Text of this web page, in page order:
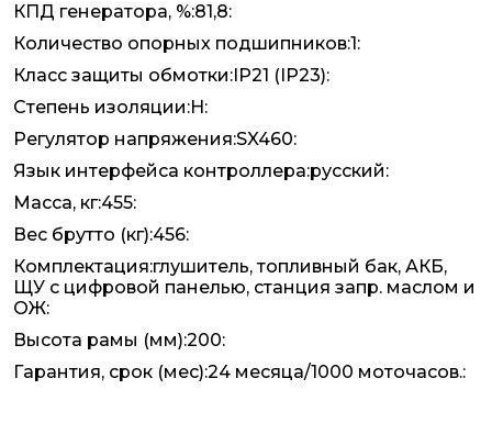
КПД генератора, %:81,8:
Количество опорных подшипников:1:
Класс защиты обмотки:IP21 (IP23):
Степень изоляции:Н:
Регулятор напряжения:SX460:
Язык интерфейса контроллера:русский:
Масса, кг:455:
Вес брутто (кг):456:
Комплектация:глушитель, топливный бак, АКБ,
ЩУ с цифровой панелью, станция запр. маслом и
ОЖ:
Высота рамы (мм):200:
Гарантия, срок (мес):24 месяца/1000 моточасов.: